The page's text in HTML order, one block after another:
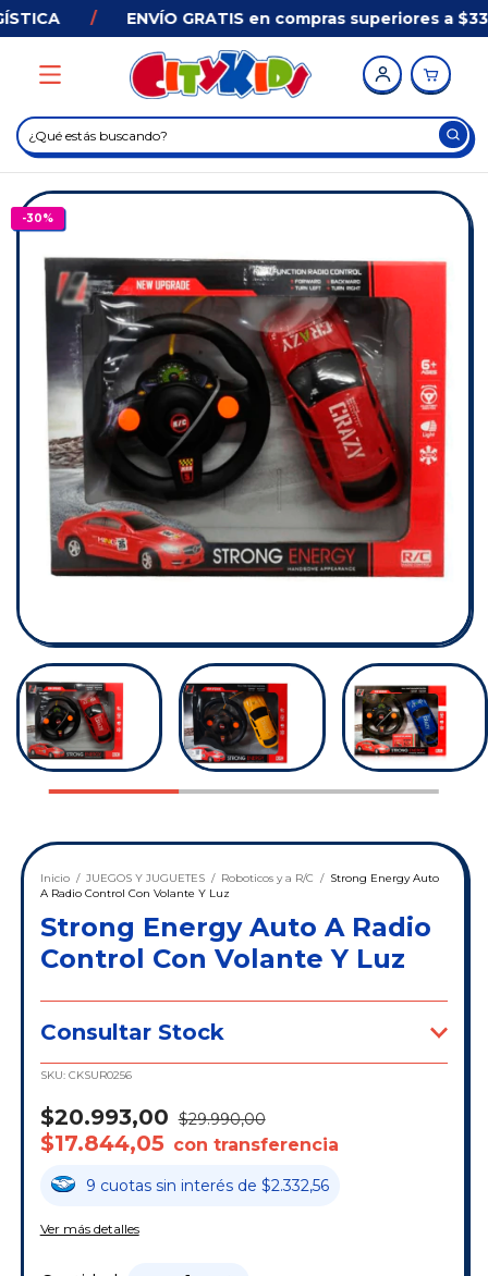
ENVÍO GRATIS en compras superiores a
-30%
Inicio / JUEGOS Y JUGUETES / Roboticos y a R/C / Strong Energy Auto
A Radio Control Con Volante Y Luz
Strong Energy Auto A Radio
Control Con Volante Y Luz
Consultar Stock
SKU: CKSUR0256
$20.993,00 $29.990,00
$17.844,05 con transferencia
9 cuotas sin interés de $2.332,56
Ver más detalles